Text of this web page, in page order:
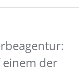
einem der